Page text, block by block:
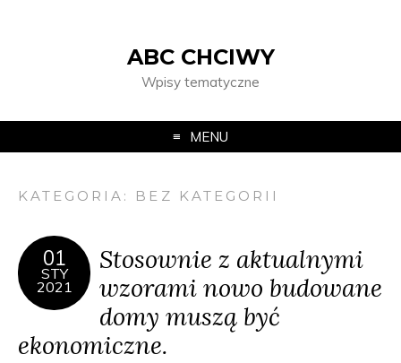
ABC CHCIWY
Wpisy tematyczne
MENU
KATEGORIA: BEZ KATEGORII
01
STY
2021
Stosownie z aktualnymi
wzorami nowo budowane
domy muszą być
ekonomiczne.